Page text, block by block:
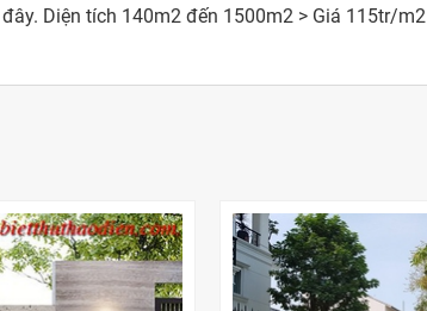
Diện tích 140m2 đến 1500m2 > Giá 115tr/m2